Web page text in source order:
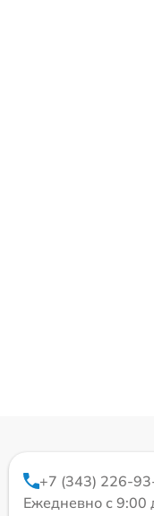
+7 (343) 226-
Ежедневно с 9:00